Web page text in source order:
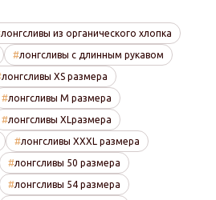
лонгсливы из органического хлопка
лонгсливы с длинным рукавом
лонгсливы XS размера
лонгсливы M размера
лонгсливы XLразмера
лонгсливы XXXL размера
лонгсливы 50 размера
лонгсливы 54 размера